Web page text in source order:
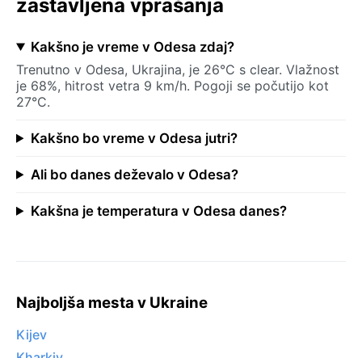
zastavljena vprašanja
Kakšno je vreme v Odesa zdaj?
Trenutno v Odesa, Ukrajina, je 26°C s clear. Vlažnost
je 68%, hitrost vetra 9 km/h. Pogoji se počutijo kot
27°C.
Kakšno bo vreme v Odesa jutri?
Ali bo danes deževalo v Odesa?
Kakšna je temperatura v Odesa danes?
Najboljša mesta v Ukraine
Kijev